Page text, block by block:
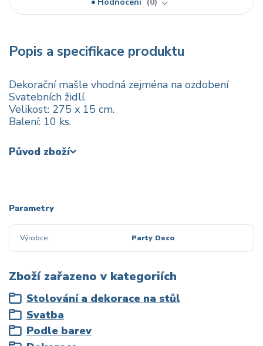
Popis a specifikace produktu
Dekorační mašle vhodná zejména na ozdobení
Svatebních židlí.
Velikost: 275 x 15 cm.
Balení: 10 ks.
Původ zboží
Parametry
Výrobce Party Deco
Zboží zařazeno v kategoriích
Stolování a dekorace na stůl
Svatba
Podle barev